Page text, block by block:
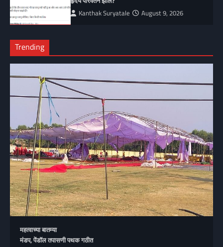
Kanthak Suryatale August 9, 2026
Trending
महत्वाच्या बातम्या
मंडप, पेंडॉल तपासणी पथक गठीत